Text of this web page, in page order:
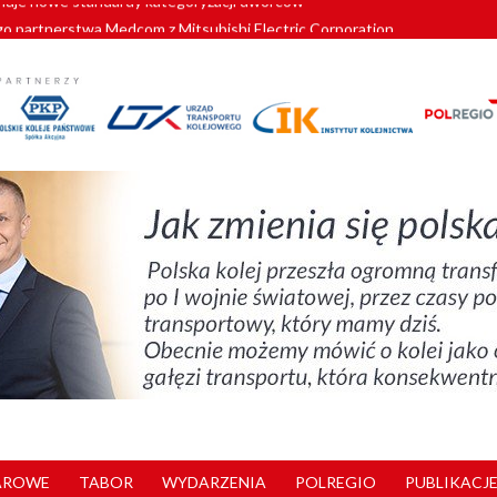
partnerstwa Medcom z Mitsubishi Electric Corporation
znów szuka dostawcy nowych EZT
kolejowych w północnej Wielkopolsce. Łatwiejsze dojazdy do pracy i
nowe standardy kategoryzacji dworców
TABOR WYDARZENIA POLREGIO